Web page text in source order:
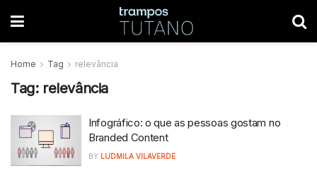
Home Tag relevância
Tag: relevância
Infográfico: o que as pessoas gostam no
Branded Content
BY LUDMILA VILAVERDE